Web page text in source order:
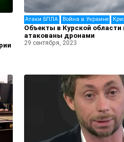
Атаки БПЛА Война в Украине
Объекты в Курской области
атакованы дронами
29 сентября, 2023